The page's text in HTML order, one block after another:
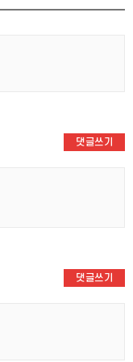
댓글쓰기
댓글쓰기